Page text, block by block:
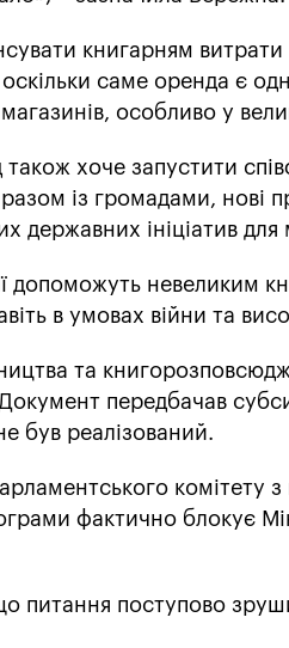
книгарням
саме оренда є
особливо у
хоче запустити
із громадами, нові
державних ініціатив для
допоможуть невеликим
в умовах війни та
та
передбачав
був реалізований.
комітету з
фактично блокує
питання поступово